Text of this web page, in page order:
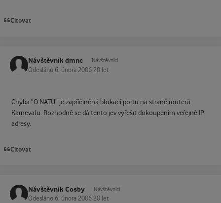
Citovat
Návštěvník dmnc Návštěvníci
Odesláno 6. února 2006 20 let
Chyba "O NATU" je zapříčiněná blokací portu na straně routerů
Karnevalu. Rozhodně se dá tento jev vyřešit dokoupením veřejné IP
adresy.
Citovat
Návštěvník Cosby Návštěvníci
Odesláno 6. února 2006 20 let